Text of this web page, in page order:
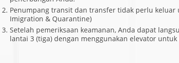
Penumpang transit dan transfer tidak perlu keluar
Imigration & Quarantine)
Setelah pemeriksaan keamanan, Anda dapat
lantai 3 (tiga) dengan menggunakan elevator